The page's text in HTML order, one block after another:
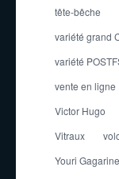
tête-bêche
variété grand
variété
vente en ligne
Victor Hugo
Vitraux
Youri Gagarine